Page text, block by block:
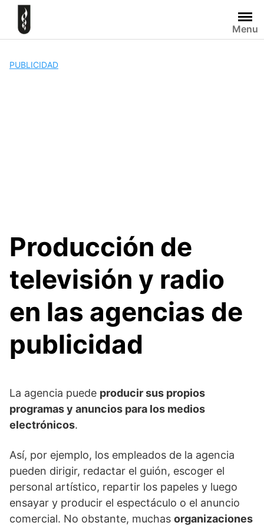
Skip
content
Menu
PUBLICIDAD
Producción de
televisión y radio
en las agencias de
publicidad
La agencia puede producir sus propios
programas y anuncios para los medios
electrónicos.
Así, por ejemplo, los empleados de la agencia
pueden dirigir, redactar el guión, escoger el
personal artístico, repartir los papeles y luego
ensayar y producir el espectáculo o el anuncio
comercial. No obstante, muchas organizaciones